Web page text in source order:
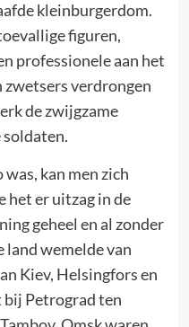
kleinburgerdom.
figuren,
professionele aan het
verdrongen
de zwijgzame
kan men zich
het er uitzag in de
geheel en al zonder
land wemelde van
Kiev, Helsingfors en
Petrograd ten